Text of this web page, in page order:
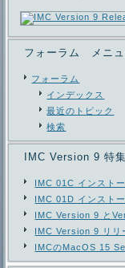
フォーラム メニュ
フォーラム
インデックス
最近のトピック
検索
IMC Version 9 特集
IMC 01C インスト
IMC 01D インスト
IMC Version 9 と
IMC Version 9 リリ
IMCのMacOS 15